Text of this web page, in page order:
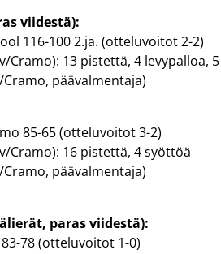
viidestä):
116-100 2.ja. (otteluvoitot 2-2)
Cramo): 13 pistettä, 4 levypalloa,
päävalmentaja)
85-65 (otteluvoitot 3-2)
Cramo): 16 pistettä, 4 syöttöä
päävalmentaja)
paras viidestä):
78 (otteluvoitot 1-0)